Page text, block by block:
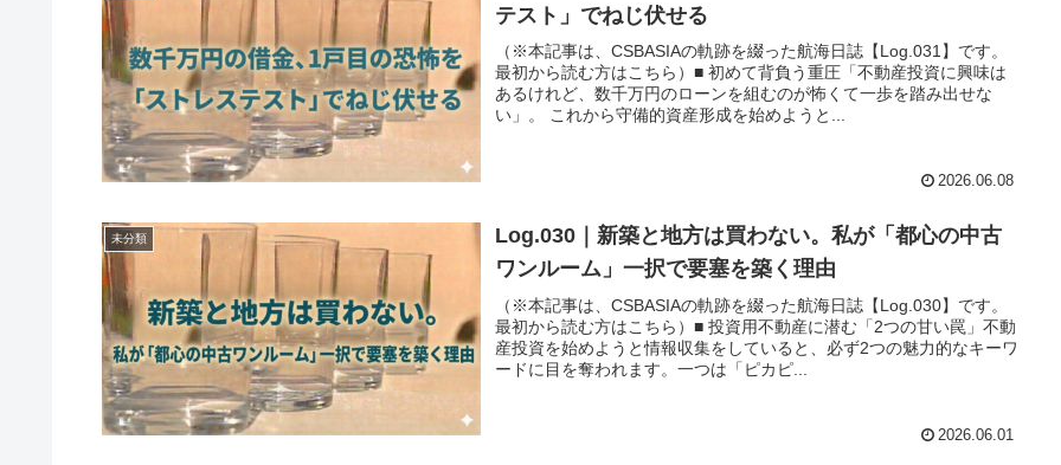
テスト」でねじ伏せる
（※本記事は、CSBASIAの軌跡を綴った航海日誌【Log.031】です。
最初から読む方はこちら）■ 初めて背負う重圧「不動産投資に興味は
あるけれど、数千万円のローンを組むのが怖くて一歩を踏み出せな
い」。 これから守備的資産形成を始めようと...
2026.06.08
未分類
Log.030｜新築と地方は買わない。私が「都心の中古
ワンルーム」一択で要塞を築く理由
（※本記事は、CSBASIAの軌跡を綴った航海日誌【Log.030】です。
最初から読む方はこちら）■ 投資用不動産に潜む「2つの甘い罠」不動
産投資を始めようと情報収集をしていると、必ず2つの魅力的なキーワ
ードに目を奪われます。一つは「ピカピ...
2026.06.01